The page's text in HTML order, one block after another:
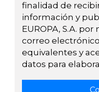
finalidad de
información y
EUROPA, S.A.
correo
equivalentes y
datos para